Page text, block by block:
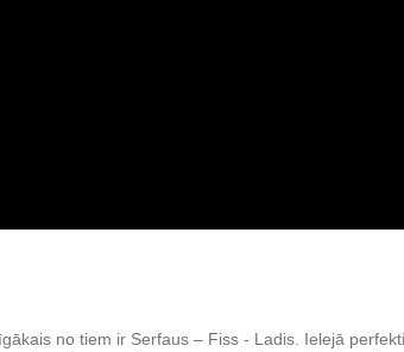
no tiem ir Serfaus – Fiss - Ladis. Ielejā